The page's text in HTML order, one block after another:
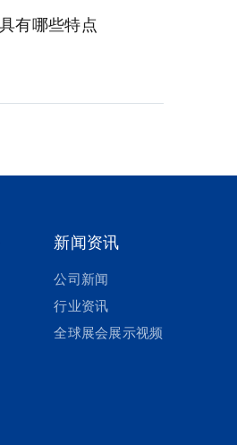
有哪些特点
新闻资讯
公司新闻
行业资讯
全球展会展示视频